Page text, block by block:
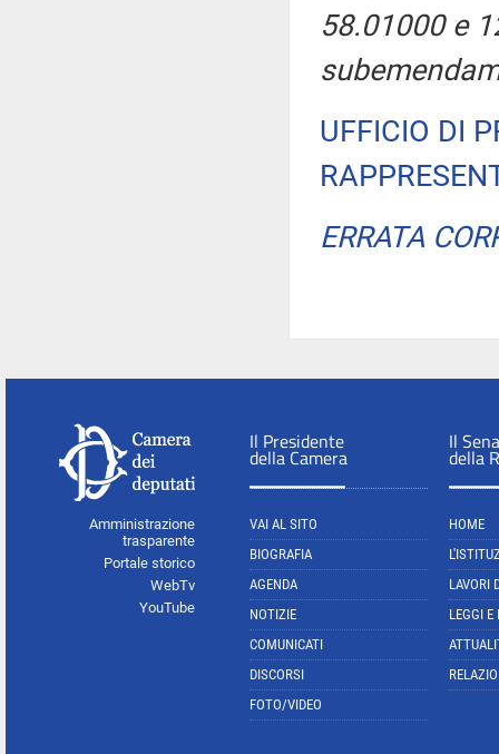
58.01000 e
UFFICIO DI
ERRATA
Amministrazione
trasparente
Portale storico
WebTv
YouTube
Il Presidente
della Camera
VAI AL SITO
BIOGRAFIA
AGENDA
NOTIZIE
COMUNICATI
DISCORSI
FOTO/VIDEO
Il
della
HOME
LAVORI
LEGGI E